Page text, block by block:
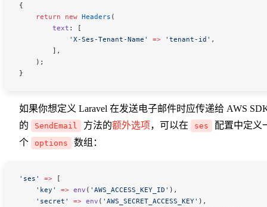
{
    return
new Headers (
        text
:
[
            'X-Ses-Tenant-Name'
=> 'tenant-id' ,
        ],
    );
}
如果你想定义 Laravel 在发送电子邮件时应传递给 AWS
的
SendEmail 方法的额外选项，可以在 ses
配置中定义
个
options 数组：
'ses' => [
    'key'
=> env ( 'AWS_ACCESS_KEY_ID' ),
    'secret'
=> env ( 'AWS_SECRET_ACCESS_KEY' ),